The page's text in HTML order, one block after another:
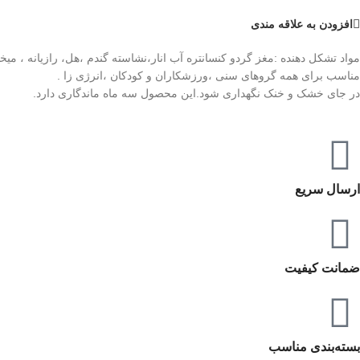
افزودن به علاقه مندی
مواد تشکل دهنده :مغز گردو کنسانتره آب انار،نشاسته گندم ،هل، رازیانه ،
مناسب برای همه گروهای سنی ،ورزشکاران و کودکان ،انرژی زا .
در جای خشک و خنک نگهداری شود.این محصول سه ماه ماندگاری دارد.
ارسال سریع
ضمانت کیفیت
بسته‌بندی مناسب